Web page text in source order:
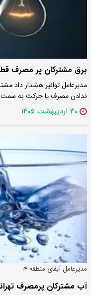
برق مشترکان پر مصرف
مدیرعامل توانیر هشدار داد
ندادن مصرف یا حرکت به سمت
۳۰ اردیبهشت ۱۴۰۵
مدیرعامل آبفای منطقه ۴:
آب مشترکان پرمصرف تهرانی ۱۲ ساعت قطع می